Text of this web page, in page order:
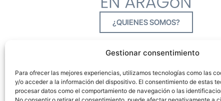
Gestionar consentimiento
Para ofrecer las mejores experiencias, utilizamos tecnologías como las
y/o acceder a la información del dispositivo. El consentimiento de estas
procesar datos como el comportamiento de navegación o las
¿QUIENES SOMOS?